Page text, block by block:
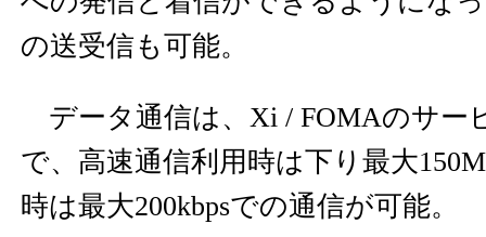
の送受信も可能。
データ通信は、Xi / FOMAのサー
で、高速通信利用時は下り最大
時は最大200kbpsでの通信が可能。